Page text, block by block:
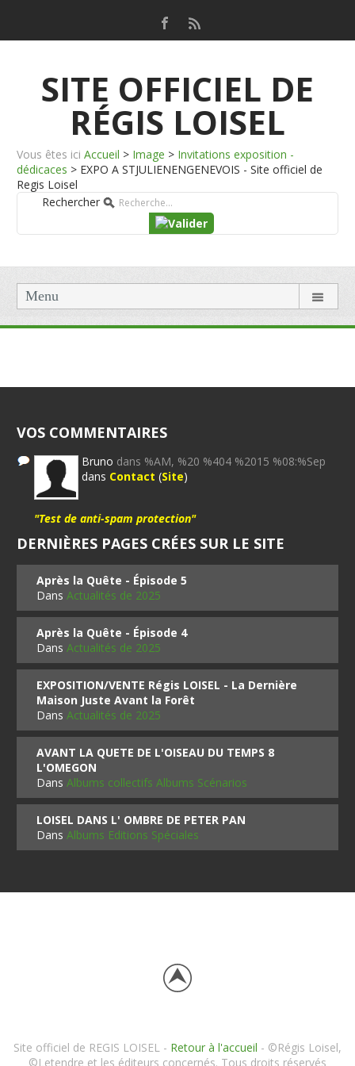
SITE OFFICIEL DE
RÉGIS LOISEL
Vous êtes ici Accueil > Image > Invitations exposition -
dédicaces > EXPO A STJULIENENGENEVOIS - Site officiel de
Regis Loisel
Rechercher
Menu
VOS COMMENTAIRES
Bruno dans %AM, %20 %404 %2015 %08:%Sep
dans Contact (Site)
"Test de anti-spam protection"
DERNIÈRES PAGES CRÉES SUR LE SITE
Après la Quête - Épisode 5
DansActualités de 2025
Après la Quête - Épisode 4
DansActualités de 2025
EXPOSITION/VENTE Régis LOISEL - La Dernière
Maison Juste Avant la Forêt
DansActualités de 2025
AVANT LA QUETE DE L'OISEAU DU TEMPS 8
L'OMEGON
DansAlbums collectifs Albums Scénarios
LOISEL DANS L' OMBRE DE PETER PAN
DansAlbums Editions Spéciales
Site officiel de REGIS LOISEL - Retour à l'accueil - ©Régis Loisel,
©Letendre et les éditeurs concernés. Tous droits réservés